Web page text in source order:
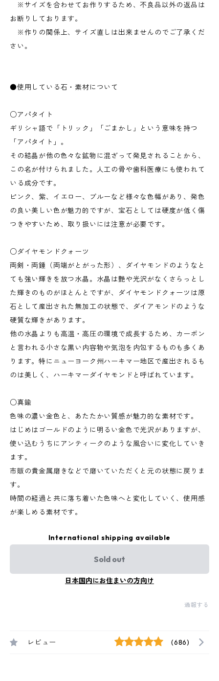
※サイズを合わせてお作りするため、不良品以外の返品は
お断りしております。
※作りの関係上、サイズ直しは出来ませんのでご了承くだ
さい。
●使用している石・素材について
○アパタイト
ギリシャ語で「トリック」「ごまかし」という意味を持つ
「アパタイト」。
その結晶が他の色々な鉱物に混ざって発見されることから、
この名が付けられました。人工の骨や歯科医療にも使われて
いる成分です。
ピンク、紫、イエロー、ブルーなど様々な色幅があり、発色
の良い美しい色が魅力的ですが、宝石としては硬度が低く傷
つきやすいため、取り扱いには注意が必要です。
○ダイヤモンドクォーツ
両剣・両錘（両端がとがった形）、ダイヤモンドのようなと
ても強い輝きを放つ水晶。水晶は艶や光沢がなくさらっとし
た輝きのものがほとんとですが、ダイヤモンドクォーツは原
石として産出された無加工の状態で、ダイアモンドのような
硬質な輝きがあります。
他の水晶よりも高温・高圧の環境で成長するため、カーボン
と言われる小さな黒い内容物や気泡を内包するものも多くあ
ります。特にニューヨーク州ハーキマー地区で産出されるも
のは美しく、ハーキマーダイヤモンドと呼ばれています。
○真鍮
色味の濃い金色と、あたたかい質感が魅力的な素材です。
はじめはゴールドのように明るい金色で光沢がありますが、
使い込むうちにアンティークのような風合いに変化していき
ます。
市販の貴金属磨きなどで磨いていただくと元の状態に戻りま
す。
時間の経過と共に落ち着いた色味へと変化していく、使用感
が楽しめる素材です。
International shipping available
Sold out
日本国内にお住まいの方向け
通報する
レビュー (686)